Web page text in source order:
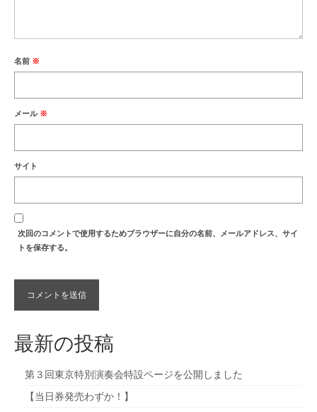
名前 ※
メール ※
サイト
次回のコメントで使用するためブラウザーに自分の名前、メールアドレス、サイ
トを保存する。
最新の投稿
第３回東京特別演奏会特設ページを公開しました
【当日券発売わずか！】